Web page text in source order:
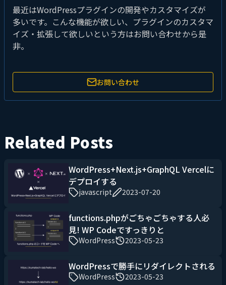
最近はWordPressプラグインの開発やカスタマイズが
多いです。こんな機能が欲しい、プラグインのカスタマ
イズ・拡張して欲しいという方はお問い合わせから是
非。
お問い合わせ
Related Posts
WordPress+Next.js+GraphQL Vercelに
デプロイする
javascript 2023-07-20
functions.phpがごちゃごちゃする人必
見! WP Codeですっきりと
WordPress 2023-05-23
WordPressで勝手にリダイレクトされる
WordPress 2023-05-23